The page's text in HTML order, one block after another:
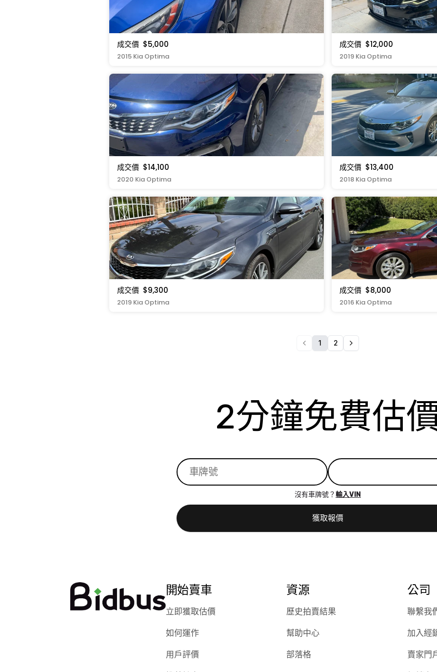
成交價 $5,000
2015 Kia Optima
成交價 $12,000
2019 Kia Optima
成交價 $14,100
2020 Kia Optima
成交價 $13,400
2018 Kia Optima
成交價 $9,300
2019 Kia Optima
成交價 $8,000
2016 Kia Optima
1 2
2分鐘免費估
沒有車牌號？輸入VIN
獲取報價
開始賣車
立即獲取估價
如何運作
用戶評價
資源
歷史拍賣結果
幫助中心
部落格
公司
聯繫我
加入經
賣家門